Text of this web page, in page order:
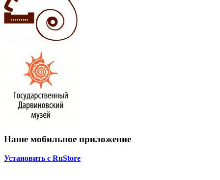
Наше мобильное приложение
Установить с RuStore